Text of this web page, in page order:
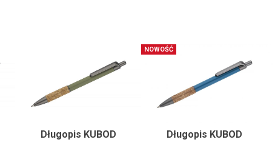
Długopis KUBOD
NOWOŚĆ
Długopis KUBOD